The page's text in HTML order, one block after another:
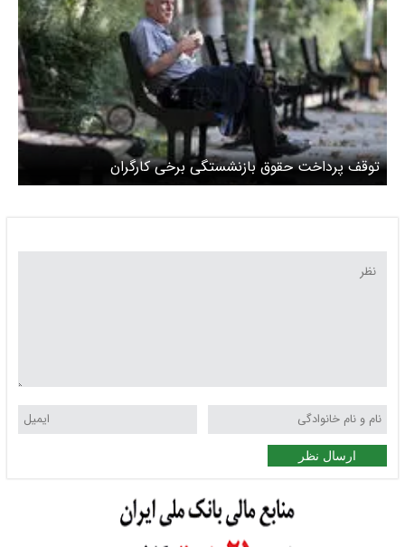
توقف پرداخت حقوق بازنشستگی برخی کارگران
ارسال نظر